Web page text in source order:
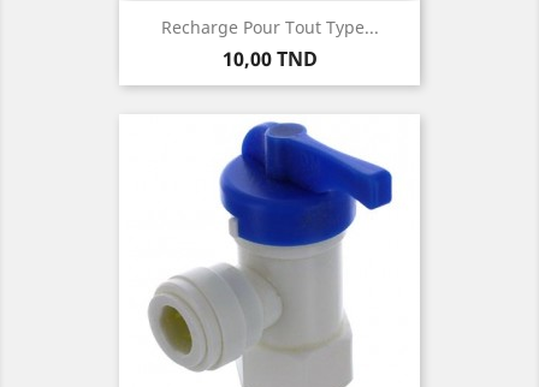
Recharge Pour Tout Type...
Prix
10,00 TND